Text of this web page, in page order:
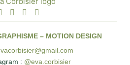
– MOTION DESIGN
: @eva.corbisier